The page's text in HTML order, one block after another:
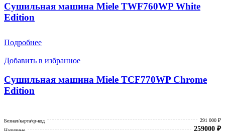
Сушильная машина Miele TWF760WP White
Edition
Подробнее
Добавить в избранное
Сушильная машина Miele TCF770WP Chrome
Edition
Безнал/карта/qr-код
291 000 ₽
259000 ₽